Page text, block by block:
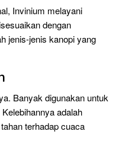
Invinium melayani
dengan
jenis-jenis kanopi yang
Banyak digunakan untuk
adalah
terhadap cuaca